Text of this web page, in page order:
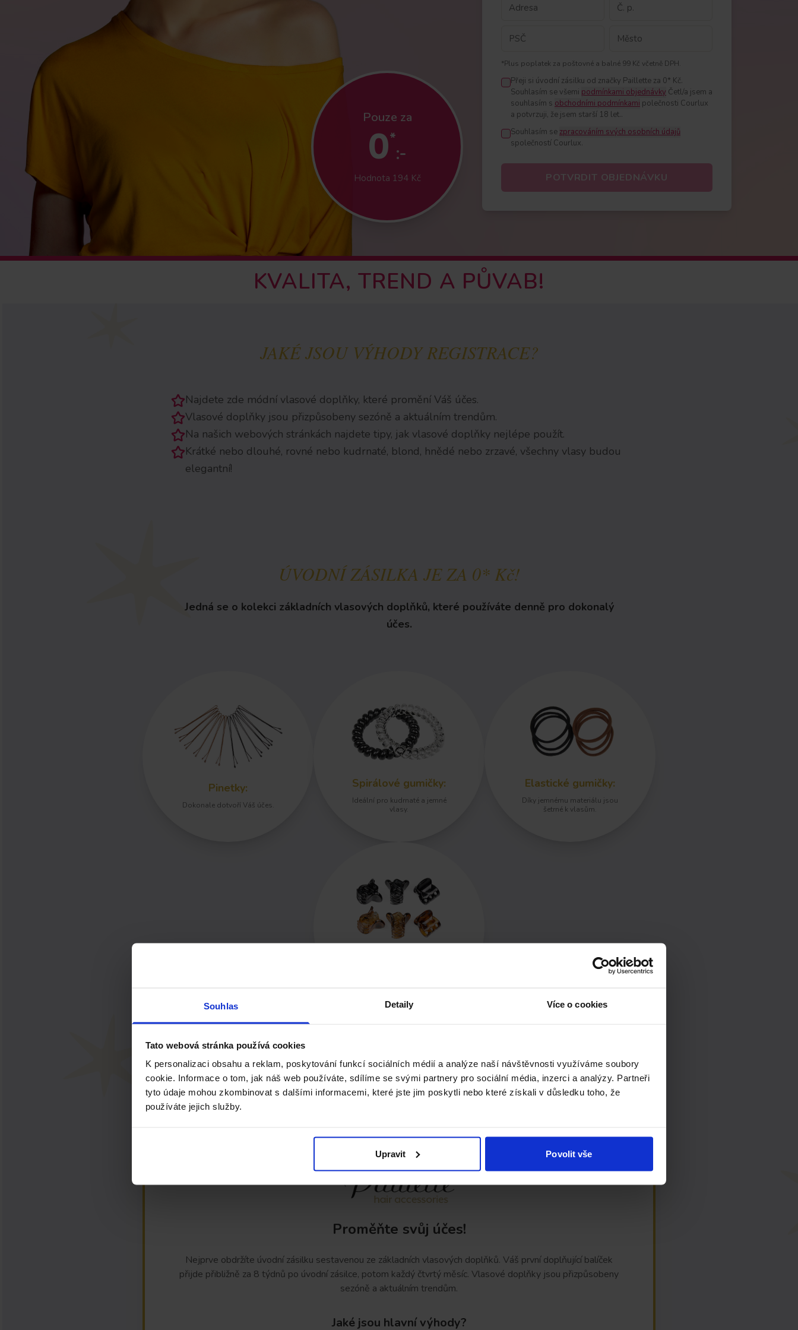
Souhlas Detaily Více o cookies
Tato webová stránka používá cookies
K personalizaci obsahu a reklam, poskytování funkcí sociálních médií a analýze naší návštěvnosti využíváme soubory
cookie. Informace o tom, jak náš web používáte, sdílíme se svými partnery pro sociální média, inzerci a analýzy. Partneři
tyto údaje mohou zkombinovat s dalšími informacemi, které jste jim poskytli nebo které získali v důsledku toho, že
používáte jejich služby.
Upravit Povolit vše
Pouze za
0*
:-
Hodnota 194 Kč
*Plus poplatek za poštovné a balné 99 Kč včetně DPH.
Přeji si úvodní zásilku od značky Paillette za 0* Kč.
Souhlasím se všemi podmínkami objednávky Četl/a jsem a
souhlasím s obchodními podmínkami polečnosti Courlux
a potvrzuji, že jsem starší 18 let..
Souhlasím se zpracováním svých osobních údajů
společností Courlux.
POTVRDIT OBJEDNÁVKU
KVALITA, TREND A PŮVAB!
JAKÉ JSOU VÝHODY REGISTRACE?
Najdete zde módní vlasové doplňky, které promění Váš účes.
Vlasové doplňky jsou přizpůsobeny sezóně a aktuálním trendům.
Na našich webových stránkách najdete tipy, jak vlasové doplňky nejlépe použít.
Krátké nebo dlouhé, rovné nebo kudrnaté, blond, hnědé nebo zrzavé, všechny vlasy budou
elegantní!
ÚVODNÍ ZÁSILKA JE ZA 0* Kč!
Jedná se o kolekci základních vlasových doplňků, které používáte denně pro dokonalý
účes.
Pinetky:
Dokonale dotvoří Váš účes.
Spirálové gumičky:
Ideální pro kudrnaté a jemné
vlasy.
Elastické gumičky:
Díky jemnému materiálu jsou
šetrné k vlasům.
Objednejte si své úvodní balení za 0* Kč!
Proměňte svůj účes!
Nejprve obdržíte úvodní zásilku sestavenou ze základních vlasových doplňků. Váš první doplňující balíček
přijde přibližně za 8 týdnů po úvodní zásilce, potom každý čtvrtý měsíc. Vlasové doplňky jsou přizpůsobeny
sezóně a aktuálním trendům.
Jaké jsou hlavní výhody?